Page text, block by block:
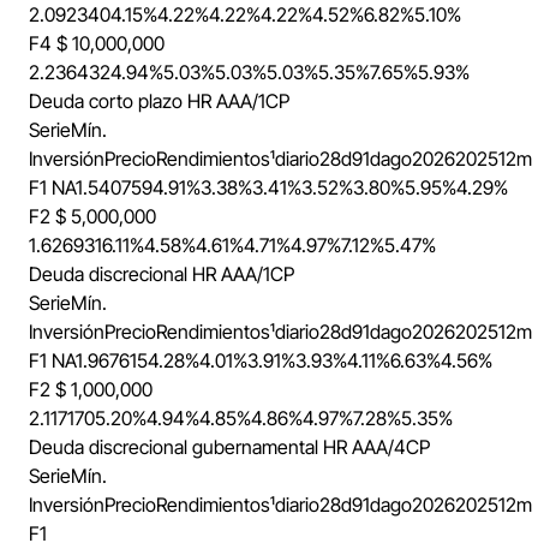
2.0923404.15%4.22%4.22%4.22%4.52%6.82%5.10%
F4 $ 10,000,000
2.2364324.94%5.03%5.03%5.03%5.35%7.65%5.93%
Deuda corto plazo HR AAA/1CP
SerieMín.
InversiónPrecioRendimientos¹diario28d91dago2026202512m
F1 NA1.5407594.91%3.38%3.41%3.52%3.80%5.95%4.29%
F2 $ 5,000,000
1.6269316.11%4.58%4.61%4.71%4.97%7.12%5.47%
Deuda discrecional HR AAA/1CP
SerieMín.
InversiónPrecioRendimientos¹diario28d91dago2026202512m
F1 NA1.9676154.28%4.01%3.91%3.93%4.11%6.63%4.56%
F2 $ 1,000,000
2.1171705.20%4.94%4.85%4.86%4.97%7.28%5.35%
Deuda discrecional gubernamental HR AAA/4CP
SerieMín.
InversiónPrecioRendimientos¹diario28d91dago2026202512m
F1